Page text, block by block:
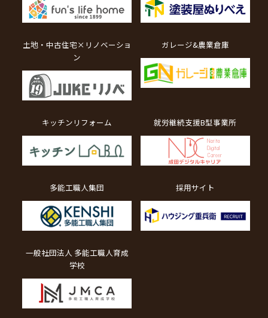
土地・中古住宅×リノベーショ
ン
ガレージ&農業倉庫
キッチンリフォーム 就労継続支援B型事業所
多能工職人集団 採用サイト
一般社団法人 多能工職人育成
学校